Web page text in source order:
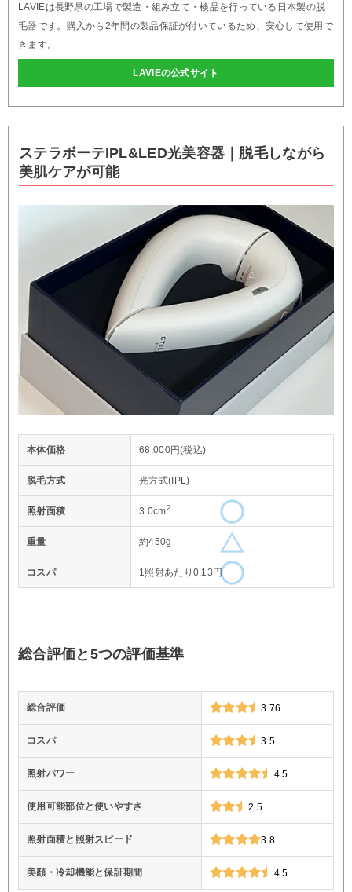
LAVIEは長野県の工場で製造・組み立て・検品を行っている日本製の脱
毛器です。購入から2年間の製品保証が付いているため、安心して使用で
きます。
LAVIEの公式サイト
ステラボーテIPL&LED光美容器｜脱毛しながら
美肌ケアが可能
本体価格 68,000円(税込)
脱毛方式 光方式(IPL)
照射面積 3.0cm2
重量 約450g
コスパ 1照射あたり0.13円
総合評価と5つの評価基準
総合評価 3.76
コスパ 3.5
照射パワー 4.5
使用可能部位と使いやすさ 2.5
照射面積と照射スピード 3.8
美顔・冷却機能と保証期間 4.5